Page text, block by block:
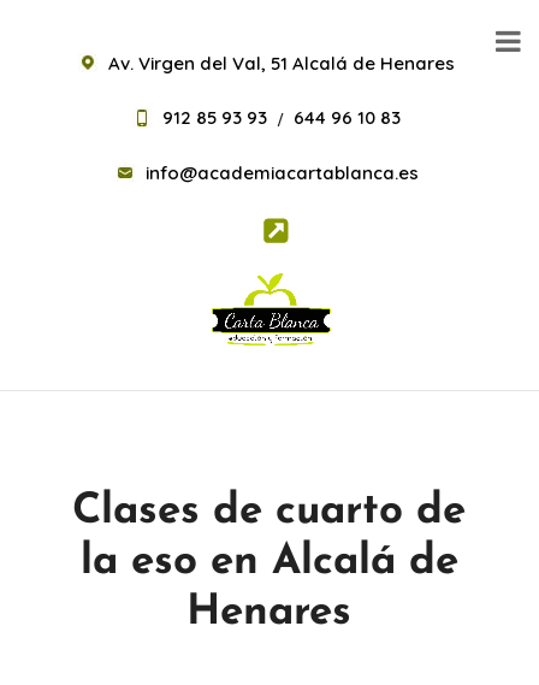
Av. Virgen del Val, 51 Alcalá de Henares
912 85 93 93 / 644 96 10 83
info@academiacartablanca.es
Clases de cuarto de
la eso en Alcalá de
Henares